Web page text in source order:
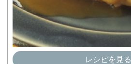
レシピを見る